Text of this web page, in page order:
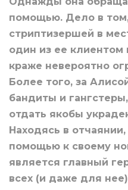
помощью. Дело в
стриптизершей в
один из ее клиентом
краже невероятно
Более того, за
бандиты и
отдать якобы
Находясь в
помощью к своему
является главный
всех (и даже для